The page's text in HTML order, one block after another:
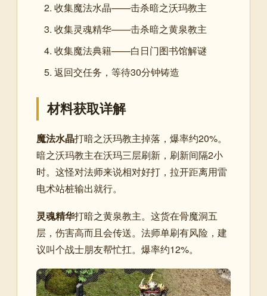
收集魔法水晶——击杀暗之沃玛教主
收集灵魂精华——击杀暗之黄泉教主
收集魔法典籍——白日门图书馆解谜
返回交任务，等待30分钟铸造
材料获取详解
魔法水晶打暗之沃玛教主掉落，爆率约20%。
暗之沃玛教主在沃玛三层刷新，刷新间隔2小
时。这怪对法师来说相对好打，拉开距离用雷
电术站桩输出就行。
灵魂精华打暗之黄泉教主。这货在骨魔洞五
层，伤害高而且会传送。法师单刷有风险，建
议叫个战士朋友帮忙扛。爆率约12%。